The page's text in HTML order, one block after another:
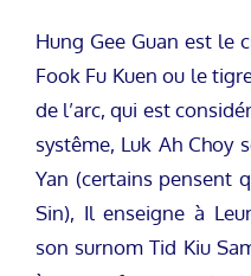
Hung Gee Guan est le
Fook Fu Kuen ou le
de l’arc, qui est
systême, Luk Ah Choy
Yan (certains pensent
Sin), Il enseigne à
son surnom Tid Kiu